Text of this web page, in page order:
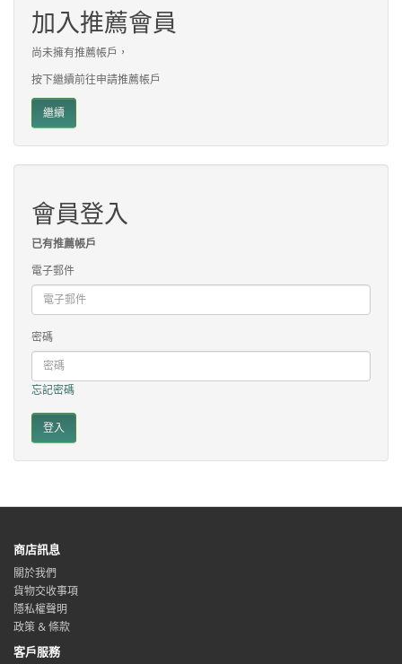
加入推薦會員
尚未擁有推薦帳戶，
按下繼續前往申請推薦帳戶
繼續
會員登入
已有推薦帳戶
電子郵件
密碼
忘記密碼
商店訊息
關於我們
貨物交收事項
隱私權聲明
政策 & 條款
客戶服務